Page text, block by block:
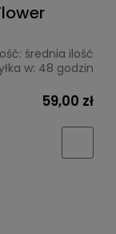
średnia ilość
w: 48 godzin
59,00 zł